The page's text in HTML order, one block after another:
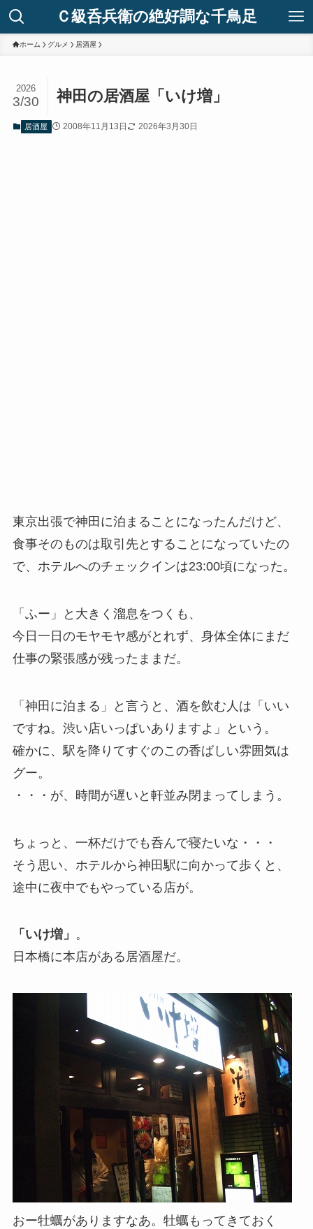
Ｃ級呑兵衛の絶好調な千鳥足
ホーム グルメ 居酒屋
神田の居酒屋「いけ増」
2026
3/30
居酒屋 2008年11月13日 2026年3月30日
東京出張で神田に泊まることになったんだけど、
食事そのものは取引先とすることになっていたの
で、ホテルへのチェックインは23:00頃になった。
「ふー」と大きく溜息をつくも、
今日一日のモヤモヤ感がとれず、身体全体にまだ
仕事の緊張感が残ったままだ。
「神田に泊まる」と言うと、酒を飲む人は「いい
ですね。渋い店いっぱいありますよ」という。
確かに、駅を降りてすぐのこの香ばしい雰囲気は
グー。
・・・が、時間が遅いと軒並み閉まってしまう。
ちょっと、一杯だけでも呑んで寝たいな・・・
そう思い、ホテルから神田駅に向かって歩くと、
途中に夜中でもやっている店が。
「いけ増」 。
日本橋に本店がある居酒屋だ。
おー牡蠣がありますなあ。牡蠣もってきておく